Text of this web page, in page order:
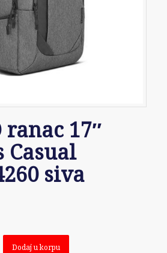
ranac 17″
Casual
siva
Dodaj u korpu